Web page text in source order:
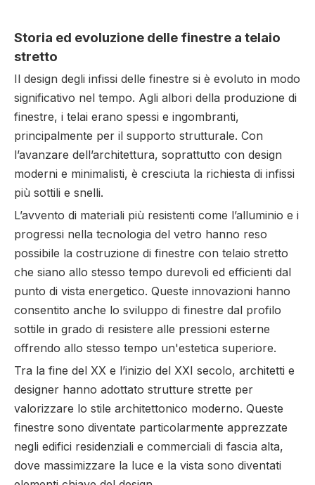
Storia ed evoluzione delle finestre a telaio
stretto
Il design degli infissi delle finestre si è evoluto in modo
significativo nel tempo. Agli albori della produzione di
finestre, i telai erano spessi e ingombranti,
principalmente per il supporto strutturale. Con
l’avanzare dell’architettura, soprattutto con design
moderni e minimalisti, è cresciuta la richiesta di infissi
più sottili e snelli.
L’avvento di materiali più resistenti come l’alluminio e i
progressi nella tecnologia del vetro hanno reso
possibile la costruzione di finestre con telaio stretto
che siano allo stesso tempo durevoli ed efficienti dal
punto di vista energetico. Queste innovazioni hanno
consentito anche lo sviluppo di finestre dal profilo
sottile in grado di resistere alle pressioni esterne
offrendo allo stesso tempo un'estetica superiore.
Tra la fine del XX e l’inizio del XXI secolo, architetti e
designer hanno adottato strutture strette per
valorizzare lo stile architettonico moderno. Queste
finestre sono diventate particolarmente apprezzate
negli edifici residenziali e commerciali di fascia alta,
dove massimizzare la luce e la vista sono diventati